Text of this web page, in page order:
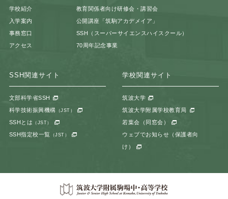
学校紹介
入学案内
事務窓口
アクセス
教育関係者向け研修会・講習会
公開講座「筑駒アカデメイア」
SSH（スーパーサイエンスハイスクール）
70周年記念事業
SSH関連サイト
文部科学省SSH
科学技術振興機構 （JST）
SSHとは （JST）
SSH指定校一覧 （JST）
学校関連サイト
筑波大学
筑波大学附属学校教育局
若葉会（同窓会）
ウェブでお知らせ（保護者向
け）